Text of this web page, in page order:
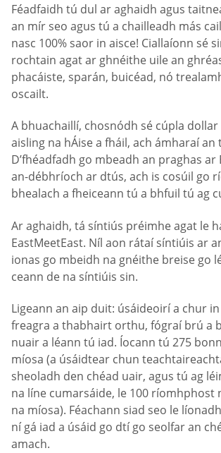
Féadfaidh tú dul ar aghaidh agus
an mír seo agus tú a chailleadh más
nasc 100% saor in aisce! Ciallaíonn sé
rochtain agat ar ghnéithe uile an
phacáiste, sparán, buicéad, nó
oscailt.
A bhuachaillí, chosnódh sé cúpla
aisling na hÁise a fháil, ach ámharaí an
D’fhéadfadh go mbeadh an praghas ar
an-débhríoch ar dtús, ach is cosúil go
bhealach a fheiceann tú a bhfuil tú ag
Ar aghaidh, tá síntiús préimhe agat le
EastMeetEast. Níl aon rátaí síntiúis ar
ionas go mbeidh na gnéithe breise go
ceann de na síntiúis sin.
Ligeann an aip duit: úsáideoirí a chur
freagra a thabhairt orthu, fógraí brú a
nuair a léann tú iad. Íocann tú 275
míosa (a úsáidtear chun
sheoladh den chéad uair, agus tú ag
na líne cumarsáide, le 100 ríomhphost
na míosa). Féachann siad seo le
ní gá iad a úsáid go dtí go seolfar an
amach.